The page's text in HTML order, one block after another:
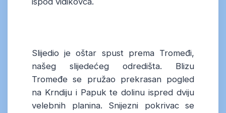
Slijedio je oštar spust prema Tromeđi,
našeg slijedećeg odredišta. Blizu
Tromeđe se pružao prekrasan pogled
na Krndiju i Papuk te dolinu ispred dviju
velebnih planina. Snijezni pokrivac se